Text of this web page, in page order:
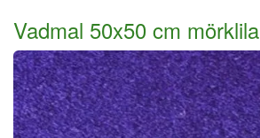
Vadmal 50x50 cm mörklila